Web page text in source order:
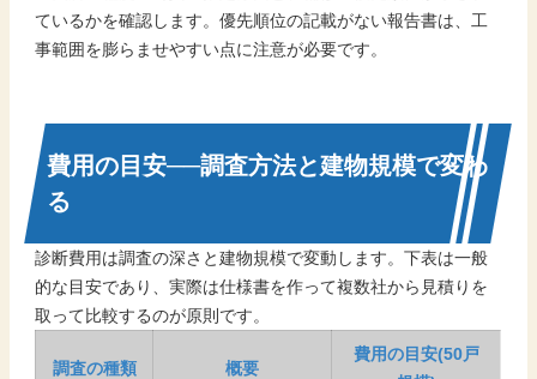
ているかを確認します。優先順位の記載がない報告書は、工
事範囲を膨らませやすい点に注意が必要です。
費用の目安──調査方法と建物規模で変わ
る
診断費用は調査の深さと建物規模で変動します。下表は一般
的な目安であり、実際は仕様書を作って複数社から見積りを
取って比較するのが原則です。
調査の種類 概要
費用の目安(50戸